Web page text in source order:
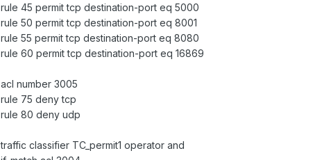
rule 45 permit tcp destination-port eq 5000
rule 50 permit tcp destination-port eq 8001
rule 55 permit tcp destination-port eq 8080
rule 60 permit tcp destination-port eq 16869
acl number 3005
rule 75 deny tcp
rule 80 deny udp
traffic classifier TC_permit1 operator and